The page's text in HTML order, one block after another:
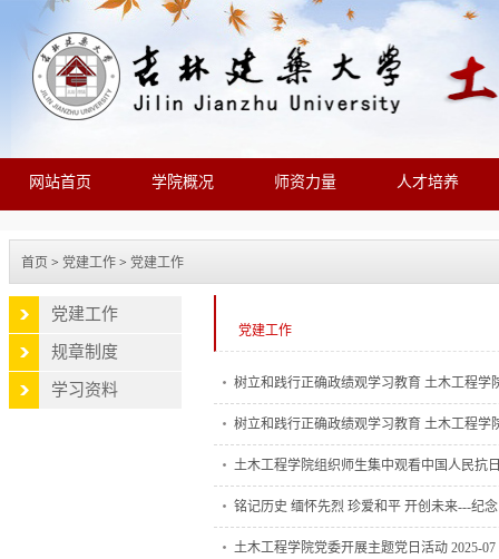
网站首页 学院概况 师资力量 人才培养
首页 > 党建工作 > 党建工作
党建工作
树立和践行正确政绩观学习教育 土木工程学
树立和践行正确政绩观学习教育 土木工程学
土木工程学院组织师生集中观看中国人民抗
铭记历史 缅怀先烈 珍爱和平 开创未来---纪
土木工程学院党委开展主题党日活动 2025-07
党建工作
规章制度
学习资料